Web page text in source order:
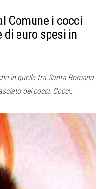
Comune i cocci
di euro spesi in
in quello tra Santa Romana
dei cocci. Cocci…